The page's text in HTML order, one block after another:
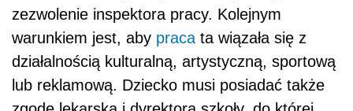
zezwolenie inspektora pracy. Kolejnym
warunkiem jest, aby praca ta wiązała się z
działalnością kulturalną, artystyczną, sportową
lub reklamową. Dziecko musi posiadać także